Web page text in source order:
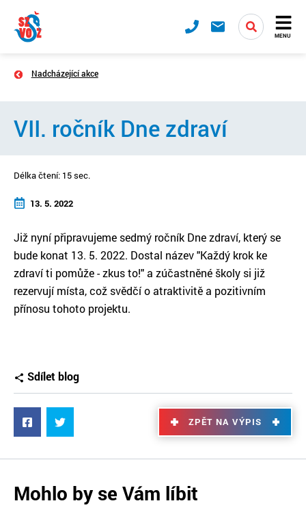
MENU
Nadcházející akce
VII. ročník Dne zdraví
Délka čtení: 15 sec.
13. 5. 2022
Již nyní připravujeme sedmý ročník Dne zdraví, který se
bude konat 13. 5. 2022. Dostal název "Každý krok ke
zdraví ti pomůže - zkus to!" a zúčastněné školy si již
rezervují místa, což svědčí o atraktivitě a pozitivním
přínosu tohoto projektu.
Sdílet blog
ZPĚT NA VÝPIS
Mohlo by se Vám líbit